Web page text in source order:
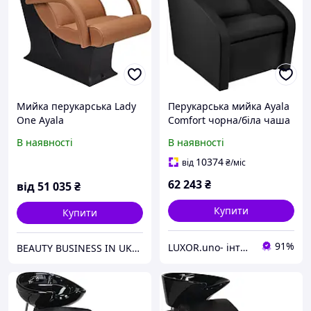
Мийка перукарська Lady
One Ayala
В наявності
від51 035₴
Купити
BEAUTY BUSINESS IN UKRAINE
Перукарська мийка Ayala
Comfort чорна/біла чаша
В наявності
від 10374₴/міс
62 243₴
Купити
LUXOR.uno- інтернет магазин 91%